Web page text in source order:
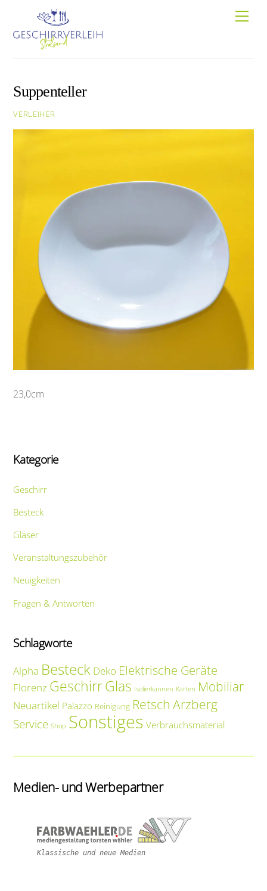
content
Suppenteller
VERLEIHER
23,0cm
Kategorie
Geschirr
Besteck
Gläser
Veranstaltungszubehör
Neuigkeiten
Fragen & Antworten
Schlagworte
Alpha Besteck Deko Elektrische Geräte
Florenz GeschirrGlas Isolierkannen Karten Mobiliar
Neuartikel Palazzo Reinigung Retsch Arzberg
Service Shop Sonstiges Verbrauchsmaterial
Medien- und Werbepartner
Klassische und neue Medien